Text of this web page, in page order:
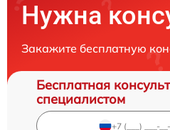
Нужна
Закажите бесплатную
Бесплатная
специалистом